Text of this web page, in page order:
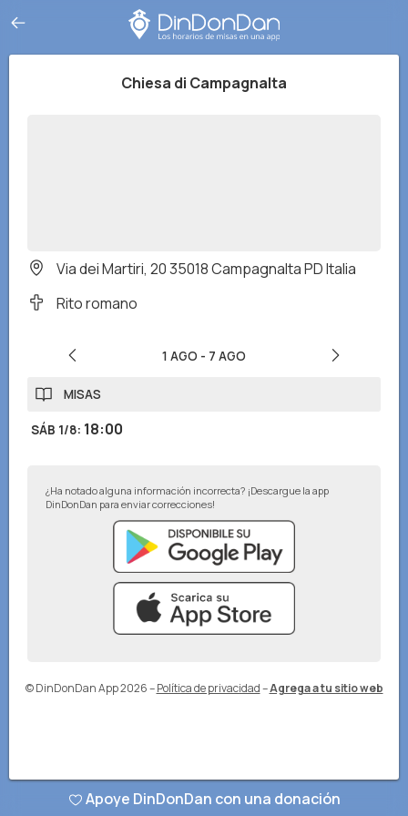
Chiesa di Campagnalta
Via dei Martiri, 20 35018 Campagnalta PD Italia
Rito romano
1 AGO - 7 AGO
MISAS
SÁB 1/8: 18:00
¿Ha notado alguna información incorrecta? ¡Descargue la app
DinDonDan para enviar correcciones!
© DinDonDan App 2026– Política de privacidad–Agrega a tu sitio web
Apoye DinDonDan con una donación